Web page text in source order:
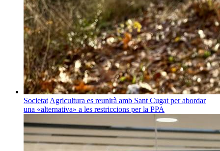
Societat Agricultura es reunirà amb Sant Cugat per abordar
una «alternativa» a les restriccions per la PPA